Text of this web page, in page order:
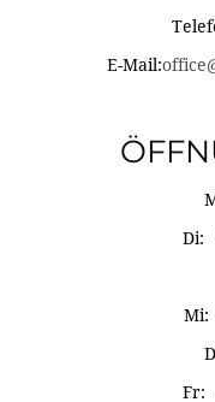
E-Mail:
Di:
Mi:
Fr: